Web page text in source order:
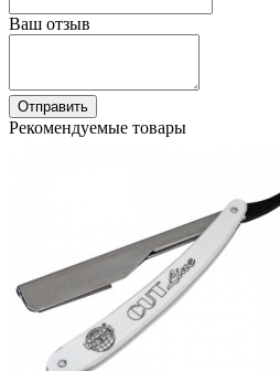
Ваш отзыв
Отправить
Рекомендуемые товары